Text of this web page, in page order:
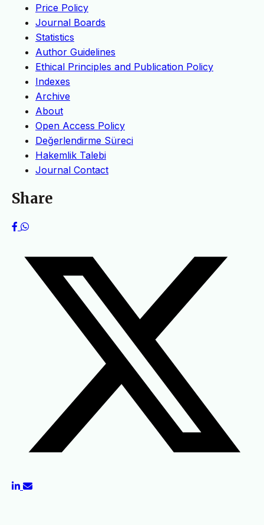
Price Policy
Journal Boards
Statistics
Author Guidelines
Ethical Principles and Publication Policy
Indexes
Archive
About
Open Access Policy
Değerlendirme Süreci
Hakemlik Talebi
Journal Contact
Share